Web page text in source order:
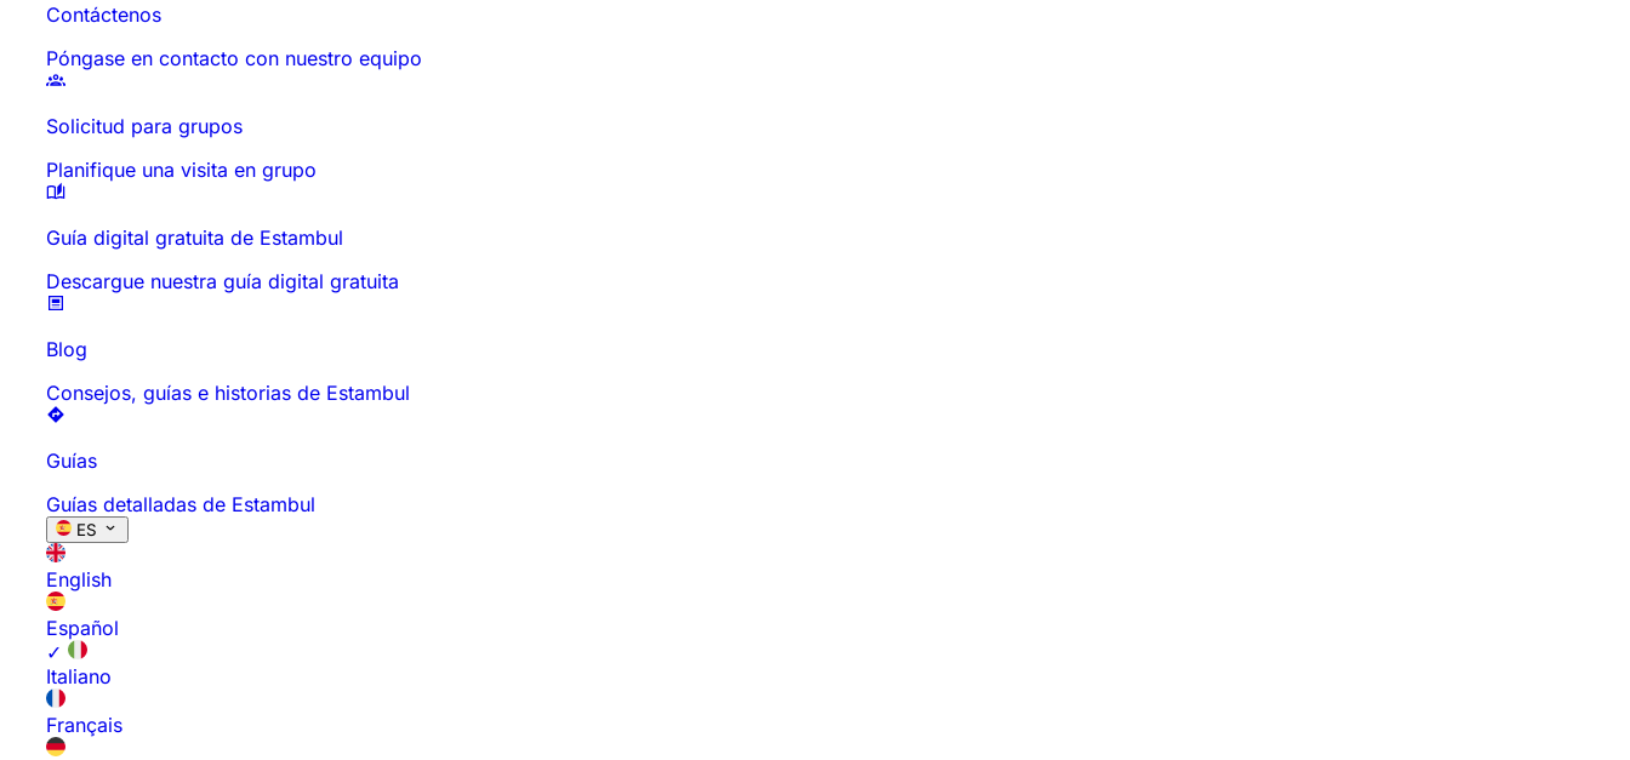
Contáctenos
Póngase en contacto con nuestro equipo
Solicitud para grupos
Planifique una visita en grupo
Guía digital gratuita de Estambul
Descargue nuestra guía digital gratuita
Blog
Consejos, guías e historias de Estambul
Guías
Guías detalladas de Estambul
ES
English
Español
✓
Italiano
Français